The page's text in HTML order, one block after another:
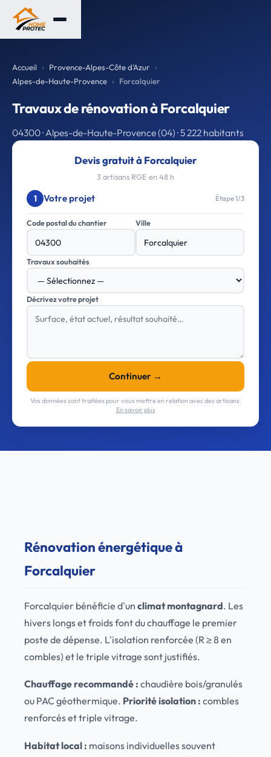
Accueil
Provence-Alpes-Côte d'Azur
Alpes-de-Haute-Provence
Forcalquier
Travaux de rénovation à Forcalquier
04300 · Alpes-de-Haute-Provence (04) · 5 222 habitants
Devis gratuit à Forcalquier
3 artisans RGE en 48 h
1 Votre projet Étape 1/3
Code postal du chantier Ville
Travaux souhaités
Décrivez votre projet
Continuer →
Vos données sont traitées pour vous mettre en relation avec des artisans.
En savoir plus
Rénovation énergétique à
Forcalquier
Forcalquier bénéficie d'un climat montagnard. Les
hivers longs et froids font du chauffage le premier
poste de dépense. L'isolation renforcée (R ≥ 8 en
combles) et le triple vitrage sont justifiés.
Chauffage recommandé : chaudière bois/granulés
ou PAC géothermique. Priorité isolation : combles
renforcés et triple vitrage.
Habitat local : maisons individuelles souvent